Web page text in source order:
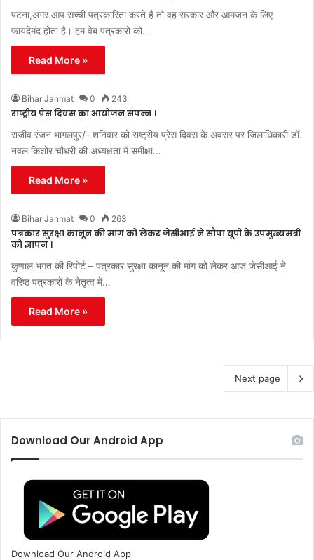
पटना,अगर आप सच्ची पत्रकारिता करते हैं तो वह सरकार और आमजन के लिए
फायदेमंद होता है। हम वेब पत्रकारों को…
Read More »
Bihar Janmat 0 243
राष्ट्रीय प्रेस दिवस का आयोजन संपन्न ।
राजीव रंजन भागलपुर/- शनिवार को राष्ट्रीय प्रेस दिवस के अवसर पर जिलाधिकारी डॉ.
नवल किशोर चौधरी की अध्यक्षता में समीक्षा…
Read More »
Bihar Janmat 0 263
पत्रकार सुरक्षा कानून की मांग को लेकर जेसीआई ने सौपा यूपी के उपमुख्यमंत्री
को ज्ञापन ।
कुणाल भगत की रिपोर्ट – पत्रकार सुरक्षा कानून की मांग को लेकर आज जेसीआई ने
वरिष्ठ पत्रकारों के नेतृत्व में…
Read More »
Next page
Download Our Android App
Download Our Android App